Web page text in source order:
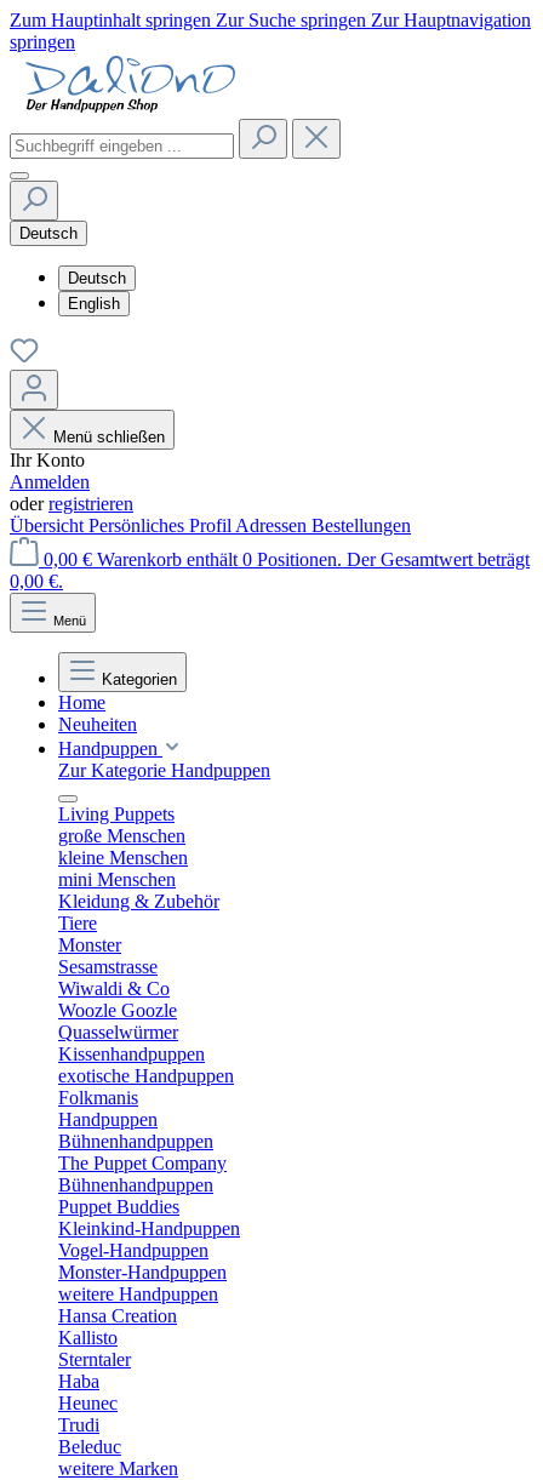
Zum Hauptinhalt springen Zur Suche springen Zur Hauptnavigation
springen
Deutsch
Deutsch
English
Menü schließen
Ihr Konto
Anmelden
oderregistrieren
Übersicht Persönliches Profil Adressen Bestellungen
0,00 € Warenkorb enthält 0 Positionen. Der Gesamtwert beträgt
0,00 €.
Menü
Kategorien
Home
Neuheiten
Handpuppen
Zur Kategorie Handpuppen
Living Puppets
große Menschen
kleine Menschen
mini Menschen
Kleidung & Zubehör
Tiere
Monster
Sesamstrasse
Wiwaldi & Co
Woozle Goozle
Quasselwürmer
Kissenhandpuppen
exotische Handpuppen
Folkmanis
Handpuppen
Bühnenhandpuppen
The Puppet Company
Bühnenhandpuppen
Puppet Buddies
Kleinkind-Handpuppen
Vogel-Handpuppen
Monster-Handpuppen
weitere Handpuppen
Hansa Creation
Kallisto
Sterntaler
Haba
Heunec
Trudi
Beleduc
weitere Marken